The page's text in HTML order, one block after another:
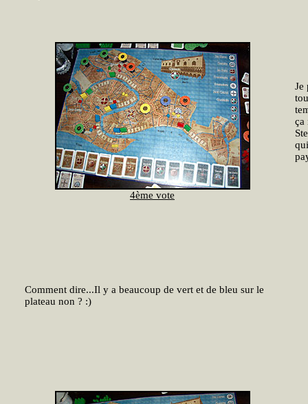
4ème vote
Je
ça
Comment dire...Il y a beaucoup de vert et de bleu sur le
plateau non ? :)